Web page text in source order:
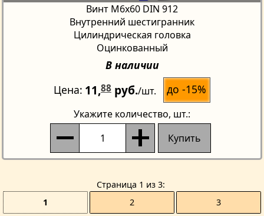
Винт М6х60 DIN 912
Внутренний шестигранник
Цилиндрическая головка
Оцинкованный
В наличии
Цена 11,88руб./шт. до -15%
Укажите количество, шт.:
Купить
Страницa 1 из 3
1
2 3